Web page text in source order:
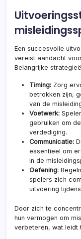
Een succesvolle
vereist aandacht
Belangrijke
Timing: Zorg
betrokken zijn,
van de
Voetwerk:
gebruiken om
verdediging.
Communicatie:
essentieel om
in de
Oefening:
spelers zich
uitvoering
Door zich te
hun vermogen om
verbeteren, wat